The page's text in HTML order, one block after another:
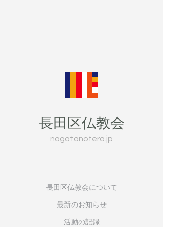
長田区仏教会
nagatanotera.jp
長田区仏教会について
最新のお知らせ
活動の記録